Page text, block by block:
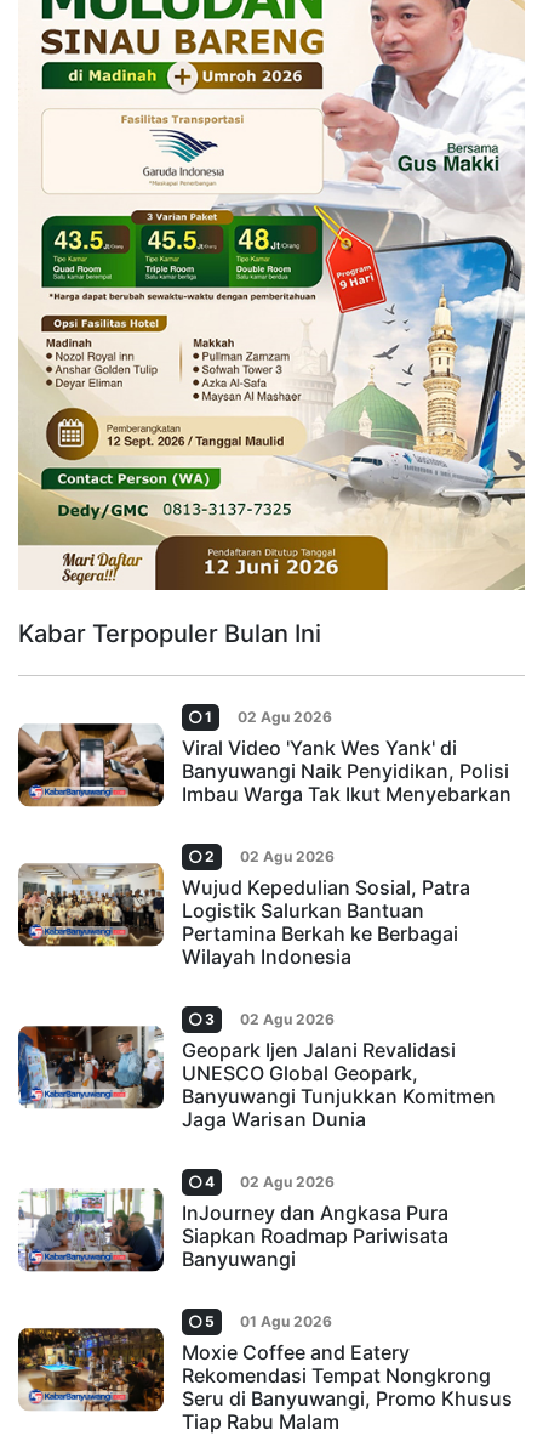
Kabar Terpopuler Bulan Ini
1 02 Agu 2026
Viral Video 'Yank Wes Yank' di
Banyuwangi Naik Penyidikan, Polisi
Imbau Warga Tak Ikut Menyebarkan
2 02 Agu 2026
Wujud Kepedulian Sosial, Patra
Logistik Salurkan Bantuan
Pertamina Berkah ke Berbagai
Wilayah Indonesia
3 02 Agu 2026
Geopark Ijen Jalani Revalidasi
UNESCO Global Geopark,
Banyuwangi Tunjukkan Komitmen
Jaga Warisan Dunia
4 02 Agu 2026
InJourney dan Angkasa Pura
Siapkan Roadmap Pariwisata
Banyuwangi
5 01 Agu 2026
Moxie Coffee and Eatery
Rekomendasi Tempat Nongkrong
Seru di Banyuwangi, Promo Khusus
Tiap Rabu Malam